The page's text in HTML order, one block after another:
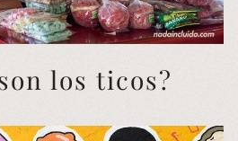
los ticos?